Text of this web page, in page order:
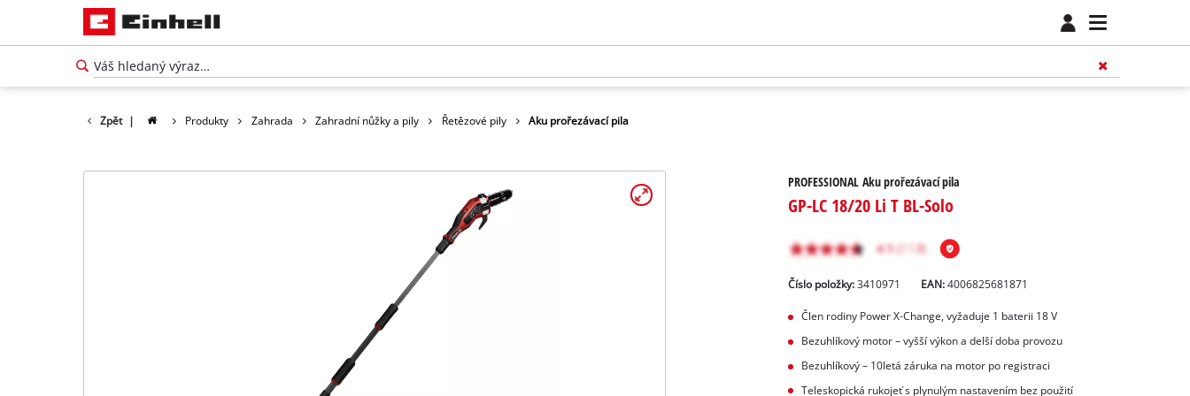
Zpět | Produkty Zahrada Zahradní nůžky a pily Řetězové pily Aku prořezávací pila
PROFESSIONAL Aku prořezávací pila
GP-LC 18/20 Li T BL-Solo
Číslo položky: 3410971 EAN:4006825681871
Člen rodiny Power X‑Change, vyžaduje 1 baterii 18 V
Bezuhlíkový motor – vyšší výkon a delší doba provozu
Bezuhlíkový – 10letá záruka na motor po registraci
Teleskopická rukojeť s plynulým nastavením bez použití